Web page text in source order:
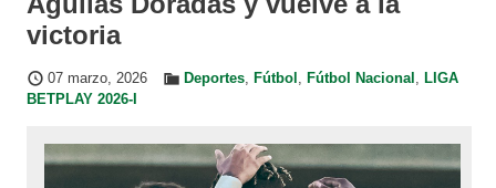
victoria
07 marzo, 2026 Deportes, Fútbol , Fútbol Nacional , LIGA
BETPLAY 2026-I